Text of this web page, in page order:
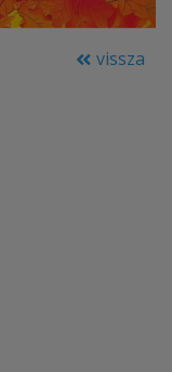
vissza